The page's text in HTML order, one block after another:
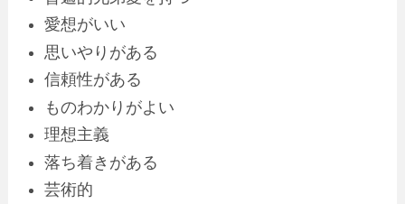
愛想がいい
思いやりがある
信頼性がある
ものわかりがよい
理想主義
落ち着きがある
芸術的